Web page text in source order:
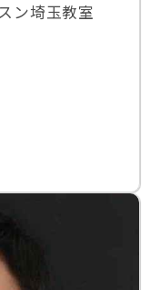
ン埼玉教室